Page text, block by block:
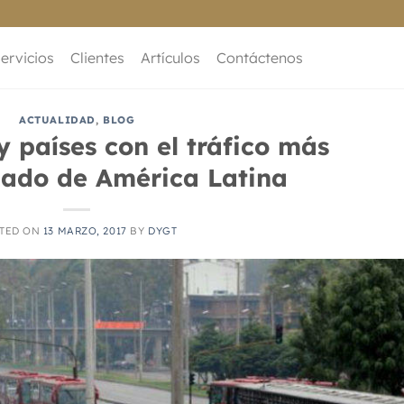
Clientes Artículos Contáctenos
ACTUALIDAD, BLOG
países con el tráfico más
de América Latina
ON 13 MARZO, 2017 BY DYGT